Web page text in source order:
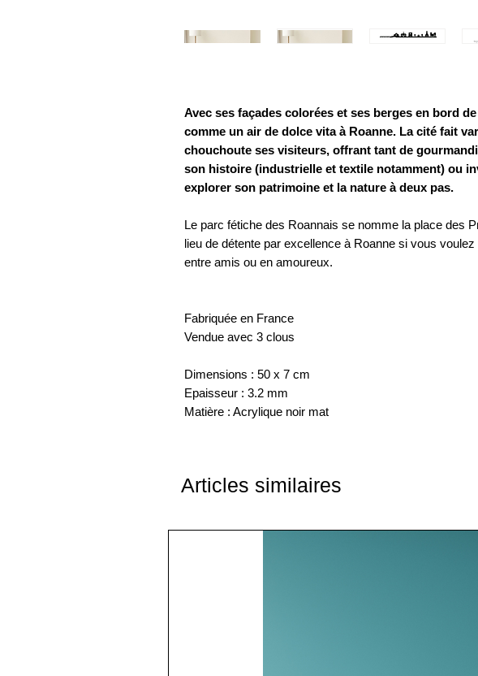
Avec ses façades colorées et ses berges en bord
comme un air de dolce vita à Roanne. La cité fait
chouchoute ses visiteurs, offrant tant de
son histoire (industrielle et textile notamment) ou
explorer son patrimoine et la nature à deux pas.
Le parc fétiche des Roannais se nomme la place des
lieu de détente par excellence à Roanne si vous
entre amis ou en amoureux.
Fabriquée en France
Vendue avec 3 clous
Dimensions : 50 x 7 cm
Epaisseur : 3.2 mm
Matière : Acrylique noir mat
Articles similaires